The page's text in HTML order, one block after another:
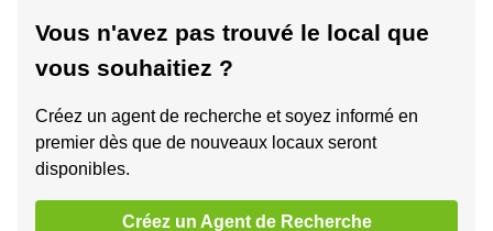
Vous n'avez pas trouvé le local que
vous souhaitiez ?
Créez un agent de recherche et soyez informé en
premier dès que de nouveaux locaux seront
disponibles.
Créez un Agent de Recherche